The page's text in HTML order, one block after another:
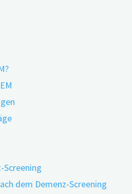
Screening
dem Demenz-Screening
von